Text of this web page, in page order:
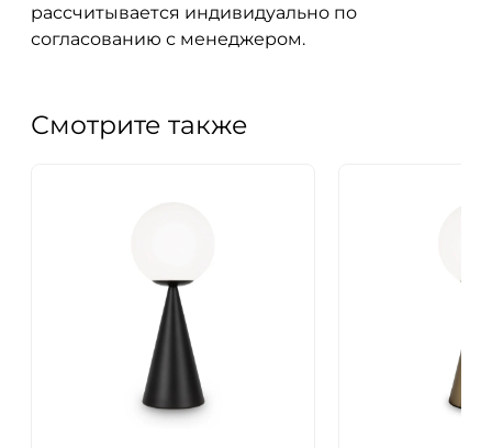
рассчитывается индивидуально по
согласованию с менеджером.
Смотрите также